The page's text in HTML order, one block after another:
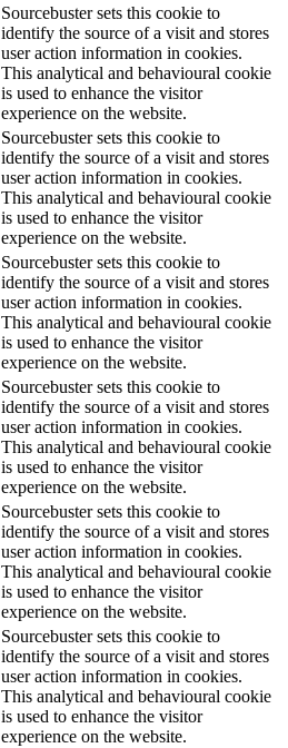
Sourcebuster sets this cookie to
identify the source of a visit and stores
user action information in cookies.
This analytical and behavioural cookie
is used to enhance the visitor
experience on the website.
Sourcebuster sets this cookie to
identify the source of a visit and stores
user action information in cookies.
This analytical and behavioural cookie
is used to enhance the visitor
experience on the website.
Sourcebuster sets this cookie to
identify the source of a visit and stores
user action information in cookies.
This analytical and behavioural cookie
is used to enhance the visitor
experience on the website.
Sourcebuster sets this cookie to
identify the source of a visit and stores
user action information in cookies.
This analytical and behavioural cookie
is used to enhance the visitor
experience on the website.
Sourcebuster sets this cookie to
identify the source of a visit and stores
user action information in cookies.
This analytical and behavioural cookie
is used to enhance the visitor
experience on the website.
Sourcebuster sets this cookie to
identify the source of a visit and stores
user action information in cookies.
This analytical and behavioural cookie
is used to enhance the visitor
experience on the website.